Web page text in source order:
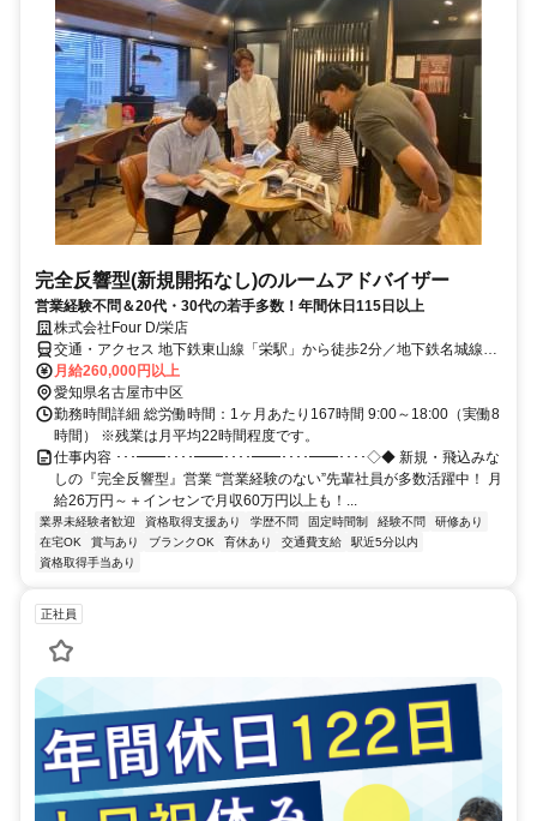
完全反響型(新規開拓なし)のルームアドバイザー
営業経験不問＆20代・30代の若手多数！年間休日115日以上
株式会社Four D/栄店
交通・アクセス 地下鉄東山線「栄駅」から徒歩2分／地下鉄名城線
「矢場町駅」から徒歩5分
月給260,000円以上
愛知県名古屋市中区
勤務時間詳細 総労働時間：1ヶ月あたり167時間 9:00～18:00（実働8
時間） ※残業は月平均22時間程度です。
仕事内容 ･･･━━････━━････━━････━━････◇◆ 新規・飛込みな
しの『完全反響型』営業 “営業経験のない”先輩社員が多数活躍中！ 月
給26万円～＋インセンで月収60万円以上も！...
業界未経験者歓迎 資格取得支援あり 学歴不問 固定時間制 経験不問
研修あり
在宅OK
賞与あり ブランクOK 育休あり 交通費支給
駅近5分以内
資格取得手当あり
正社員